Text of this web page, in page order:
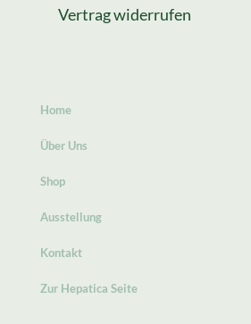
Vertrag widerrufen
Home
Über Uns
Shop
Ausstellung
Kontakt
Zur Hepatica Seite